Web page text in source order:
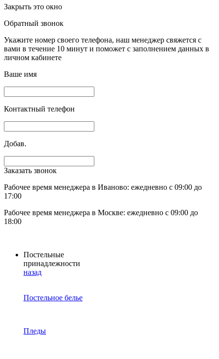
Закрыть это окно
Обратный звонок
Укажите номер своего телефона, наш менеджер свяжется с
вами в течение 10 минут и поможет с заполнением данных в
личном кабинете
Ваше имя
Контактный телефон
Добав.
Заказать звонок
Рабочее время менеджера в Иваново: ежедневно с 09:00 до
17:00
Рабочее время менеджера в Москве: ежедневно с 09:00 до
18:00
Постельные
принадлежности
назад
Постельное белье
Пледы